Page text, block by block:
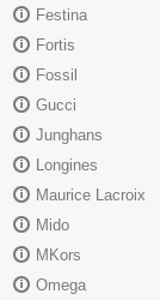
Festina
Fortis
Fossil
Gucci
Junghans
Longines
Maurice Lacroix
Mido
MKors
Omega